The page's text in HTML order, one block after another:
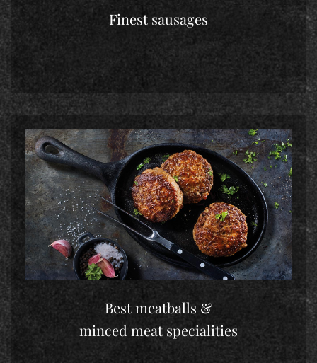
Finest sausages
Best meatballs &
minced meat specialities